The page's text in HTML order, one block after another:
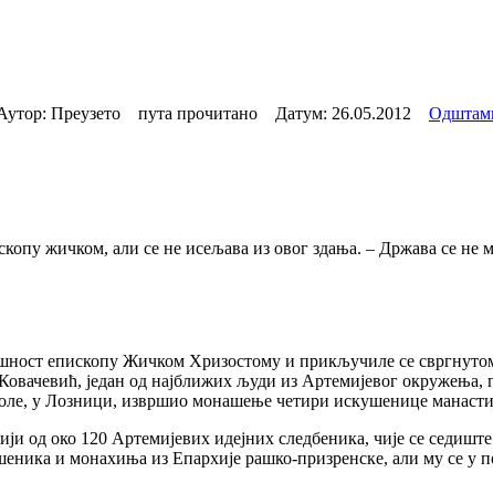
Преузето пута прочитано Датум: 26.05.2012
жичком, али се не исељава из овог здања. – Држава се не
епископу Жичком Хризостому и прикључиле се
један од најближих људи из Артемијевог окружења,
у Лозници, извршио монашење четири искушенице
од око 120 Артемијевих идејних следбеника, чије се
и монахиња из Епархије рашко-призренске, али му се